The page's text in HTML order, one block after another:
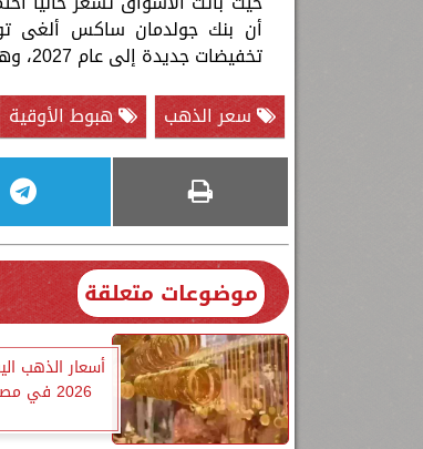
تخفيضات جديدة إلى عام 2027، وهو ما شكل ضغطًا إضافيًا على الذهب.
سعر الذهب
هبوط الأوقية
موضوعات متعلقة